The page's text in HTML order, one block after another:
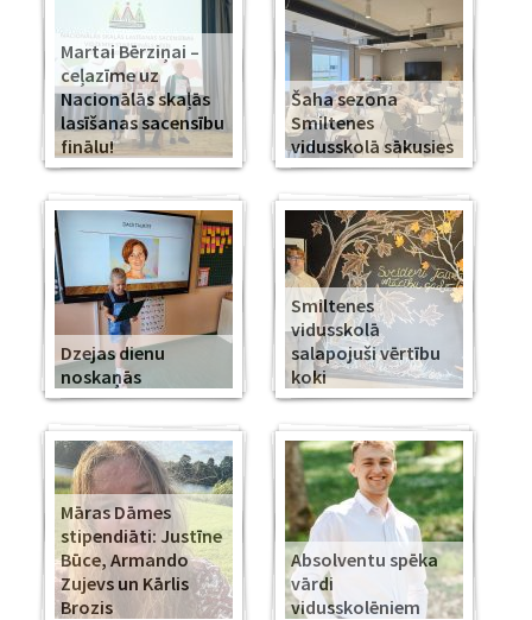
Martai Bērziņai –
ceļazīme uz
Nacionālās skaļās
lasīšanas sacensību
finālu!
Šaha sezona
Smiltenes
vidusskolā sākusies
Dzejas dienu
noskaņās
Smiltenes
vidusskolā
salapojuši vērtību
koki
Māras Dāmes
stipendiāti: Justīne
Būce, Armando
Zujevs un Kārlis
Brozis
Absolventu spēka
vārdi
vidusskolēniem